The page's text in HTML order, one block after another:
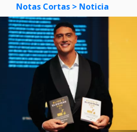
Notas Cortas > Noticia